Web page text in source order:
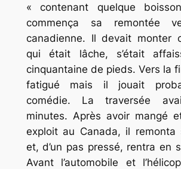
« contenant quelque
commença sa remontée
canadienne. Il devait monter
qui était lâche, s’était
cinquantaine de pieds. Vers la
fatigué mais il jouait
comédie. La traversée
minutes. Après avoir mangé
exploit au Canada, il remonta
et, d’un pas pressé, rentra en
Avant l’automobile et